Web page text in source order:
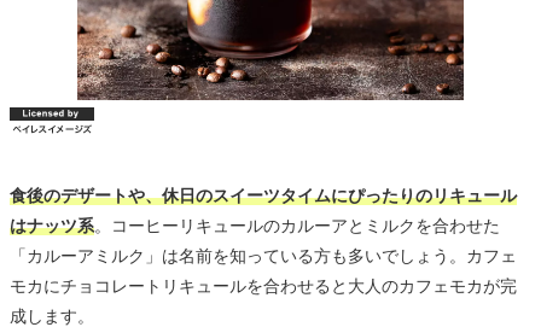
食後のデザートや、休日のスイーツタイムにぴったりのリキュール
はナッツ系。コーヒーリキュールのカルーアとミルクを合わせた
「カルーアミルク」は名前を知っている方も多いでしょう。カフェ
モカにチョコレートリキュールを合わせると大人のカフェモカが完
成します。